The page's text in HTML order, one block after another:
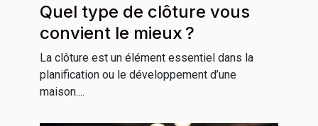
Quel type de clôture vous
convient le mieux ?
La clôture est un élément essentiel dans la
planification ou le développement d’une
maison....